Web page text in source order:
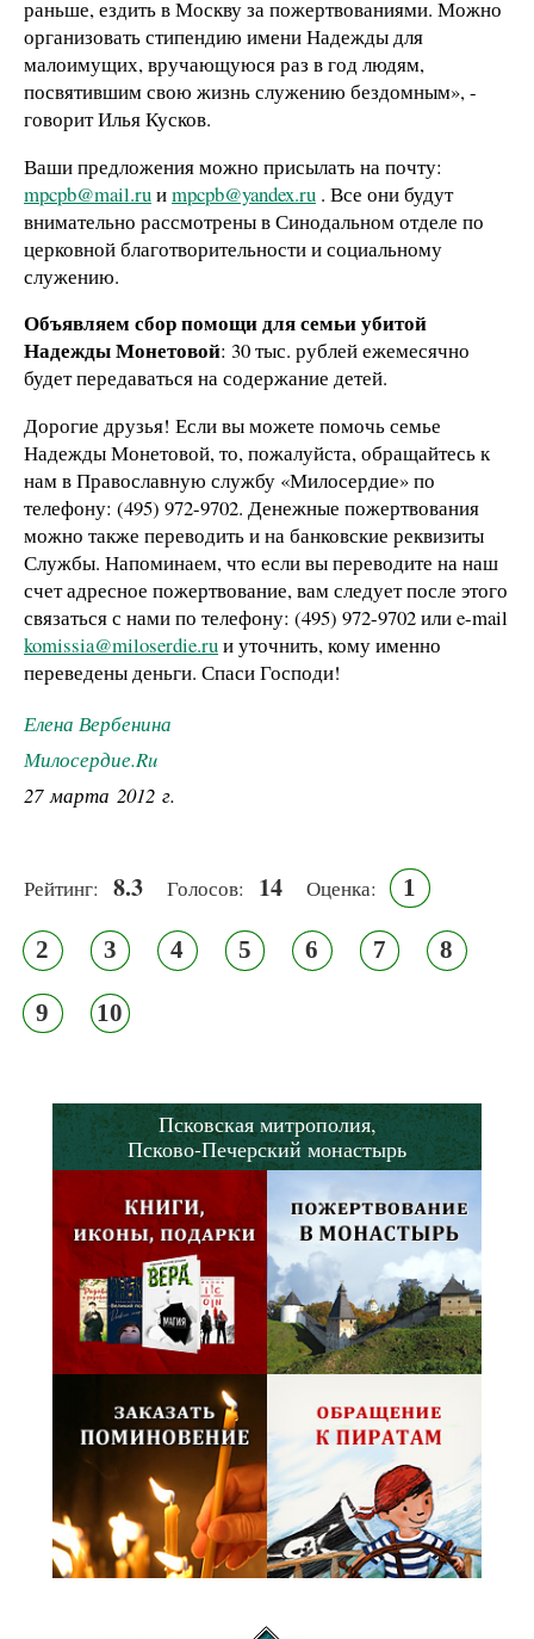
раньше, ездить в Москву за пожертвованиями. Можно
организовать стипендию имени Надежды для
малоимущих, вручающуюся раз в год людям,
посвятившим свою жизнь служению бездомным», -
говорит Илья Кусков.
Ваши предложения можно присылать на почту:
mpcpb@mail.ruиmpcpb@yandex.ru . Все они будут
внимательно рассмотрены в Синодальном отделе по
церковной благотворительности и социальному
служению.
Объявляем сбор помощи для семьи убитой
Надежды Монетовой: 30 тыс. рублей ежемесячно
будет передаваться на содержание детей.
Дорогие друзья! Если вы можете помочь семье
Надежды Монетовой, то, пожалуйста, обращайтесь к
нам в Православную службу «Милосердие» по
телефону: (495) 972-9702. Денежные пожертвования
можно также переводить и на банковские реквизиты
Службы. Напоминаем, что если вы переводите на наш
счет адресное пожертвование, вам следует после этого
связаться с нами по телефону: (495) 972-9702 или e-mail
komissia@miloserdie.ruи уточнить, кому именно
переведены деньги. Спаси Господи!
Елена Вербенина
Милосердие.Ru
27 марта 2012 г.
Рейтинг: 8.3 Голосов: 14 Оценка: 1
2 3 4 5 6 7 8
9 10
Псковская митрополия,
Псково-Печерский монастырь